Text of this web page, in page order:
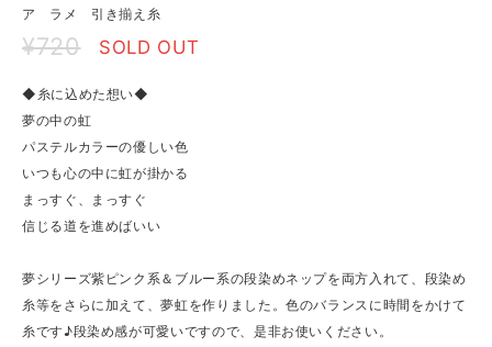
ア ラメ 引き揃え糸
¥720 SOLD OUT
◆糸に込めた想い◆
夢の中の虹
パステルカラーの優しい色
いつも心の中に虹が掛かる
まっすぐ、まっすぐ
信じる道を進めばいい
夢シリーズ紫ピンク系＆ブルー系の段染めネップを両方入れて、段染め
糸等をさらに加えて、夢虹を作りました。色のバランスに時間をかけて
糸です♪段染め感が可愛いですので、是非お使いください。